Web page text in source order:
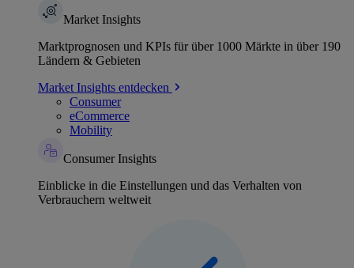
Market Insights
Marktprognosen und KPIs für über 1000 Märkte in über 190
Ländern & Gebieten
Market Insights entdecken
Consumer
eCommerce
Mobility
Consumer Insights
Einblicke in die Einstellungen und das Verhalten von
Verbrauchern weltweit